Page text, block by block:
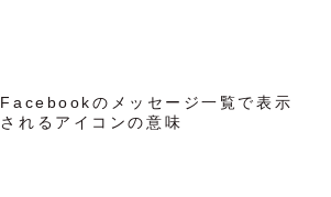
Facebookのメッセージ一覧で表示
されるアイコンの意味